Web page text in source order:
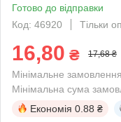
Готово до відправки
Код: 46920
Тільки
16,80 ₴ 17,68 ₴
Мінімальне
Мінімальна сума
Економія 0.88 ₴